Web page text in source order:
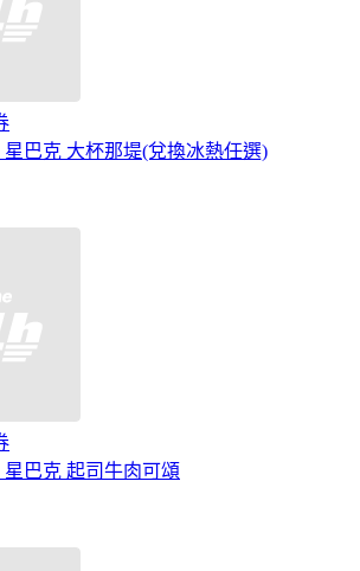
星巴克 大杯那堤(兌換冰熱任選)
星巴克 起司牛肉可頌